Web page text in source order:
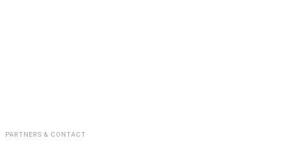
PARTNERS & CONTACT